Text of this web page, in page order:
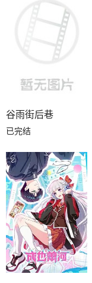
第12集
第09集
第06集
谷雨街后巷
已完结